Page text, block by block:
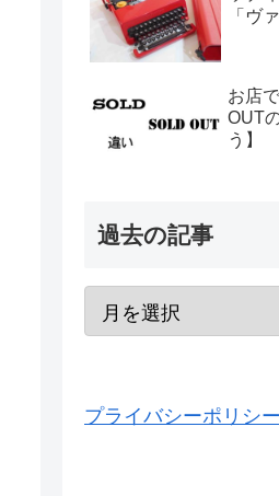
「ヴ
お店
OUT
う】
過去の記事
プライバシーポリシー